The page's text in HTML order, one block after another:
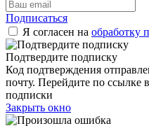
Подписаться
Я согласен на обработку
Подтвердите подписку
Код подтверждения
почту. Перейдите по ссылке
подписки
Закрыть окно